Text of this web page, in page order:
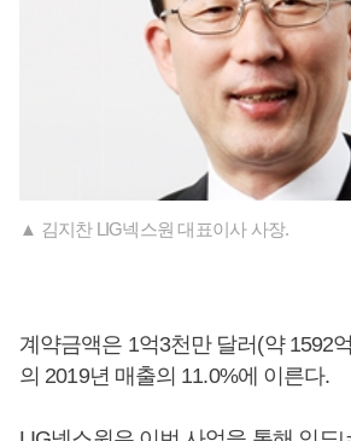
▲ 김지찬 LIG넥스원 대표이사 사장.
계약금액은 1억3천만 달러(약 1592
의 2019년 매출의 11.0%에 이른다.